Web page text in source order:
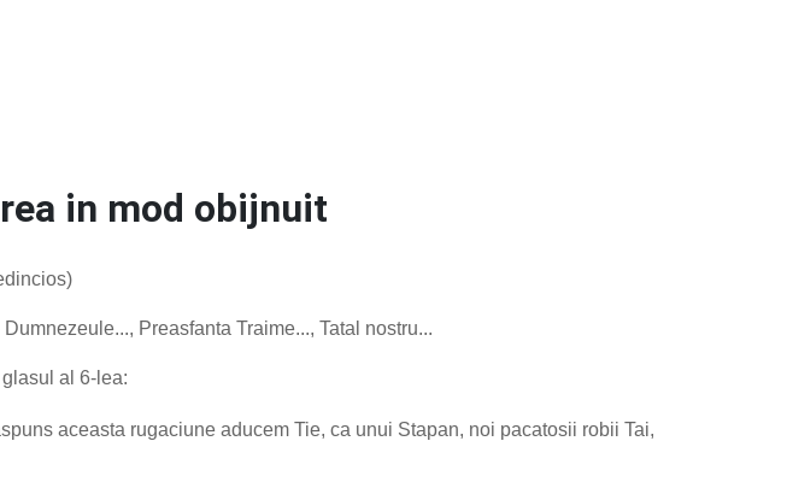
in mod obijnuit
Preasfanta Traime..., Tatal nostru...
al 6-lea:
aceasta rugaciune aducem Tie, ca unui Stapan, noi pacatosii robii Tai,